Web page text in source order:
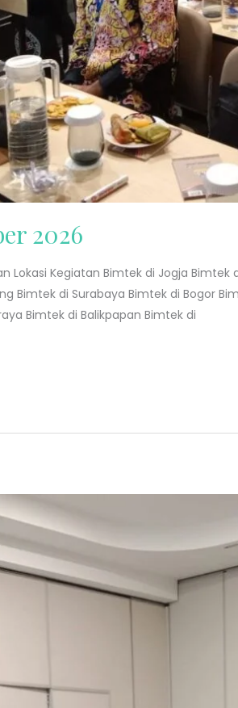
2026
Lokasi Kegiatan Bimtek di Jogja
Bimtek di Surabaya Bimtek di Bogor
Bimtek di Balikpapan Bimtek di